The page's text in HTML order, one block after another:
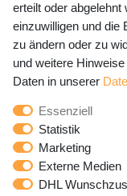
Newsletter
E-MAIL **
Newsletter
Honig
Hiermit
gelesen habe.
widerrufen.**
erteilt oder
einzuwilligen und die
zu ändern oder zu
und weitere
Daten in unserer
Essenziell
Statistik
Marketing
Externe Medien
DHL